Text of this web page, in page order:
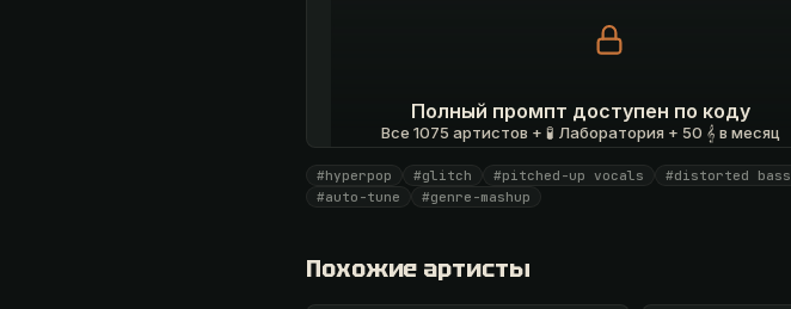
Полный промпт доступен по коду
Все 1075 артистов + 🧪 Лаборатория + 50 𝄞 в месяц
Открыть · 1 990 ₽ У меня есть код
#hyperpop #glitch #pitched-up vocals #distorted bass
#auto-tune
#genre-mashup
Похожие артисты